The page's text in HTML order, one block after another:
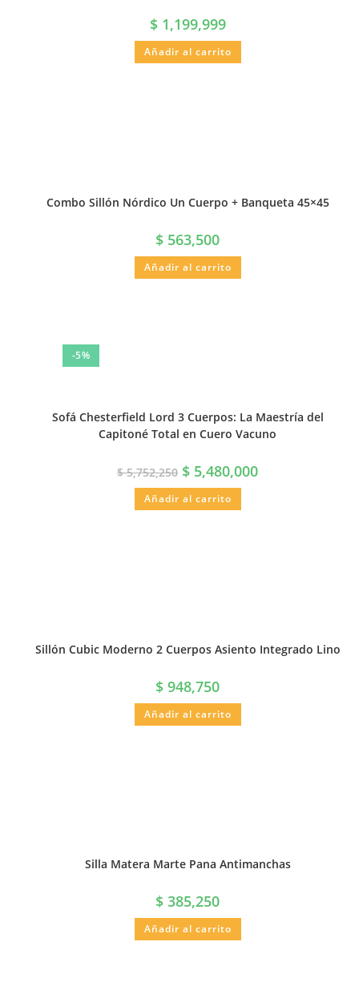
$1,199,999
Añadir al carrito
Combo Sillón Nórdico Un Cuerpo + Banqueta 45×45
$ 563,500
Añadir al carrito
-5%
Sofá Chesterfield Lord 3 Cuerpos: La Maestría del
Capitoné Total en Cuero Vacuno
$5,752,250 $ 5,480,000
Añadir al carrito
Sillón Cubic Moderno 2 Cuerpos Asiento Integrado Lino
$ 948,750
Añadir al carrito
Silla Matera Marte Pana Antimanchas
$ 385,250
Añadir al carrito